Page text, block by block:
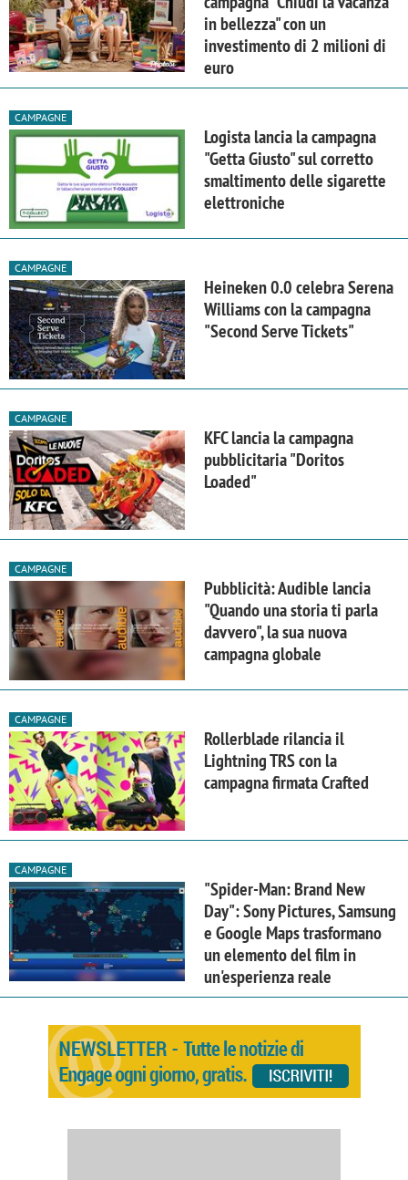
in bellezza" con un
investimento di 2 milioni di
euro
CAMPAGNE
Logista lancia la campagna
"Getta Giusto" sul corretto
smaltimento delle sigarette
elettroniche
CAMPAGNE
Heineken 0.0 celebra Serena
Williams con la campagna
"Second Serve Tickets"
CAMPAGNE
KFC lancia la campagna
pubblicitaria "Doritos
Loaded"
CAMPAGNE
Pubblicità: Audible lancia
"Quando una storia ti parla
davvero", la sua nuova
campagna globale
CAMPAGNE
Rollerblade rilancia il
Lightning TRS con la
campagna firmata Crafted
CAMPAGNE
"Spider-Man: Brand New
Day": Sony Pictures, Samsung
e Google Maps trasformano
un elemento del film in
un'esperienza reale